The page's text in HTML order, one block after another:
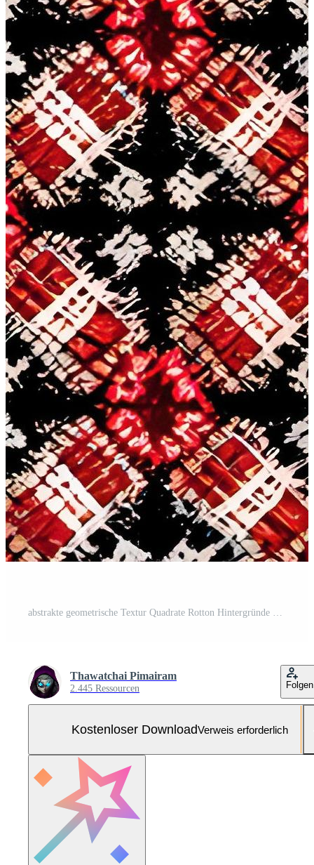
abstrakte geometrische Textur Quadrate Rotton Hintergründe geeignet für Grafikdesign, Büro, Werbung Kostenloses Foto
Thawatchai Pimairam
2.445 Ressourcen Folgen
Kostenloser DownloadVerweis erforderlich